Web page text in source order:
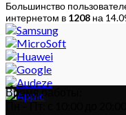
Большинство
интернетом в 1208 на
Время работы:
Пн – Пт: с 10:00 до 20:00